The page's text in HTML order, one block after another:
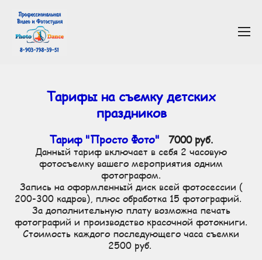
Тарифы на съемку детских
праздников
Тариф "Просто Фото" 7000 руб.
Данный тариф включает в себя 2 часовую
фотосъемку вашего мероприятия одним
фотографом.
Запись на оформленный диск всей фотосессии (
200-300 кадров), плюс обработка 15 фотографий.
За дополнительную плату возможна печать
фотографий и производство красочной фотокниги.
Стоимость каждого последующего часа съемки
2500 руб.